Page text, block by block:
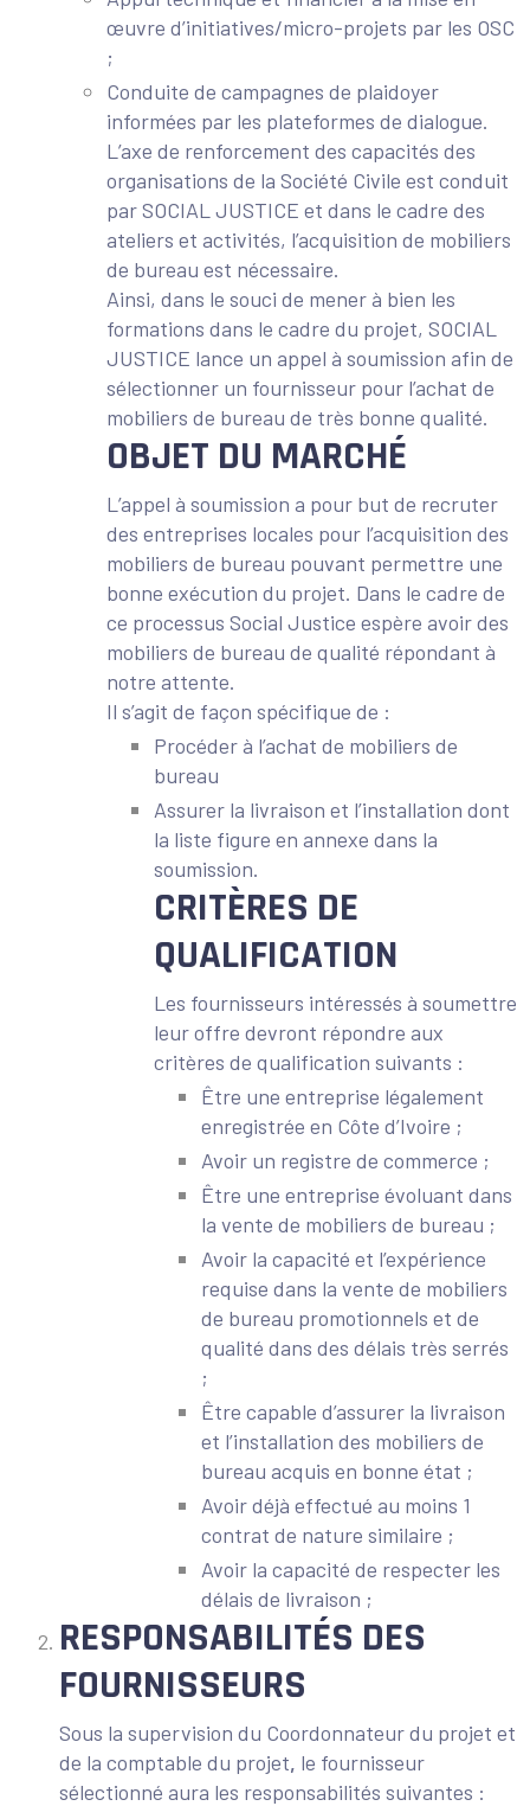
œuvre d’initiatives/micro-projets par les OSC
;
Conduite de campagnes de plaidoyer
informées par les plateformes de dialogue.
L’axe de renforcement des capacités des
organisations de la Société Civile est conduit
par SOCIAL JUSTICE et dans le cadre des
ateliers et activités, l’acquisition de mobiliers
de bureau est nécessaire.
Ainsi, dans le souci de mener à bien les
formations dans le cadre du projet, SOCIAL
JUSTICE lance un appel à soumission afin de
sélectionner un fournisseur pour l’achat de
mobiliers de bureau de très bonne qualité.
OBJET DU MARCHÉ
L’appel à soumission a pour but de recruter
des entreprises locales pour l’acquisition des
mobiliers de bureau pouvant permettre une
bonne exécution du projet. Dans le cadre de
ce processus Social Justice espère avoir des
mobiliers de bureau de qualité répondant à
notre attente.
Il s’agit de façon spécifique de :
Procéder à l’achat de mobiliers de
bureau
Assurer la livraison et l’installation dont
la liste figure en annexe dans la
soumission.
CRITÈRES DE
QUALIFICATION
Les fournisseurs intéressés à soumettre
leur offre devront répondre aux
critères de qualification suivants :
Être une entreprise légalement
enregistrée en Côte d’Ivoire ;
Avoir un registre de commerce ;
Être une entreprise évoluant dans
la vente de mobiliers de bureau ;
Avoir la capacité et l’expérience
requise dans la vente de mobiliers
de bureau promotionnels et de
qualité dans des délais très serrés
;
Être capable d’assurer la livraison
et l’installation des mobiliers de
bureau acquis en bonne état ;
Avoir déjà effectué au moins 1
contrat de nature similaire ;
Avoir la capacité de respecter les
délais de livraison ;
RESPONSABILITÉS DES
FOURNISSEURS
Sous la supervision du Coordonnateur du projet et
de la comptable du projet, le fournisseur
sélectionné aura les responsabilités suivantes :